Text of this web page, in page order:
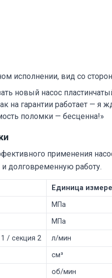
исполнении, вид со
новый насос
гарантии работает — я
поломки — бесценна!»
применения
долговременную работу.
Единица
МПа
МПа
/ секция 2
л/мин
см³
об/мин